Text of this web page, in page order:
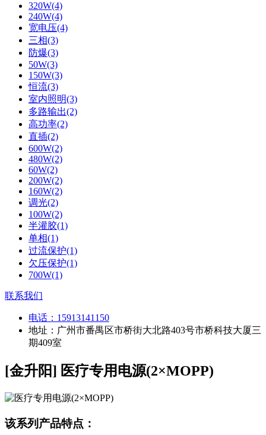
320W(4)
240W(4)
宽电压(4)
三相(3)
防爆(3)
50W(3)
150W(3)
恒流(3)
室内照明(3)
多路输出(2)
高功率(2)
直插(2)
600W(2)
480W(2)
60W(2)
200W(2)
160W(2)
调光(2)
100W(2)
半灌胶(1)
单相(1)
过流保护(1)
欠压保护(1)
700W(1)
联系我们
电话： 15913141150
地址：广州市番禺区市桥街大北路403号市桥科技大厦三
期409室
[金升阳] 医疗专用电源(2×MOPP)
该系列产品特点：